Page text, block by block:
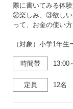
際に書いてみる体
②楽しみ、③欲しい
って、お金の使い方
（対象）小学1年生
時間帯 13:00
定員 12名